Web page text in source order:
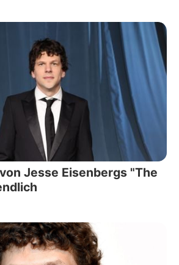
Jesse Eisenbergs "The